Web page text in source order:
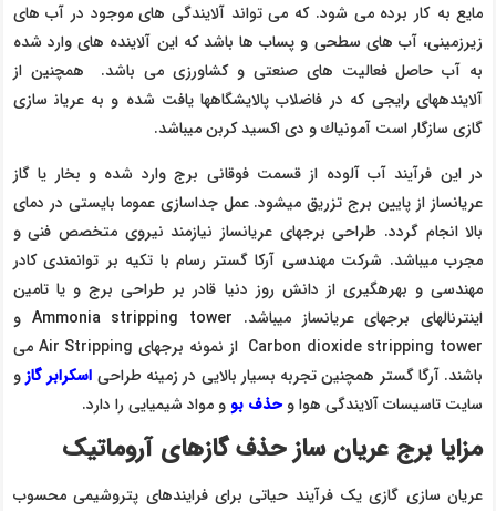
مایع به كار برده می شود. که می تواند آلایندگی های موجود در آب های
زیرزمینی، آب های سطحی و پساب ها باشد که این آلاینده های وارد شده
به آب حاصل فعالیت های صنعتی و کشاورزی می باشد. همچنین از
آلاینده‍های رایجی كه در فاضلاب پالایشگاه‍ها یافت شده و به عریان‍ سازی
گازی سازگار است آمونیاك و دی اکسید کربن می‍باشد.
در این فرآیند آب آلوده از قسمت فوقانی برج وارد شده و بخار یا گاز
عریان‍ساز از پایین برج تزریق می‍شود. عمل جداسازی عموما بایستی در دمای
بالا انجام گردد. طراحی برج‍های عریان‍ساز نیازمند نیروی متخصص فنی و
مجرب می‍باشد. شرکت مهندسی آرکا گستر رسام با تکیه بر توانمندی کادر
مهندسی و بهره‍گیری از دانش روز دنیا قادر بر طراحی برج و یا تامین
اینترنال‍های برج‍های عریان‍ساز می‍باشد. Ammonia stripping tower و
Carbon dioxide stripping tower از نمونه برج‍های Air Stripping می
باشند. آرگا گستر همچنین تجربه بسیار بالایی در زمینه طراحی اسکرابر گاز و
سایت تاسیسات آلایندگی هوا وحذف بو و مواد شیمیایی را دارد.
مزایا برج عریان ساز حذف گازهای آروماتیک
عریان سازی گازی یک فرآیند حیاتی برای فرایندهای پتروشیمی محسوب